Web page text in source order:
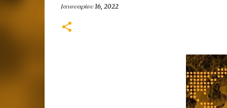
Ιανουαρίου 16, 2022